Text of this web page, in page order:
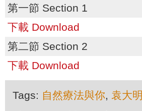
第一節 Section 1
下載 Download
第二節 Section 2
下載 Download
Tags: 自然療法與你, 袁大明